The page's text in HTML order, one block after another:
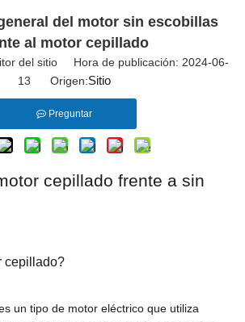
del motor sin escobillas
al motor cepillado
del sitio Hora de publicación: 2024-06-
13 Origen:Sitio
Preguntar
cepillado frente a sin
cepillado?
un tipo de motor eléctrico que utiliza